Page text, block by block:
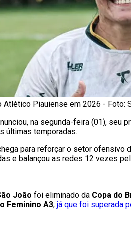
Atlético Piauiense em 2026 - Foto:
na segunda-feira (01), seu
últimas temporadas.
para reforçar o setor ofensivo
e balançou as redes 12 vezes
João foi eliminado da Copa do
Feminino A3, já que foi superada